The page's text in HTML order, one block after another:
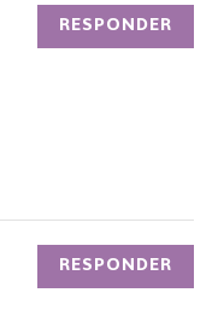
RESPONDER
RESPONDER